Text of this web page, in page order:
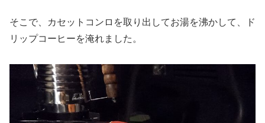
そこで、カセットコンロを取り出してお湯を沸かして、ド
リップコーヒーを淹れました。